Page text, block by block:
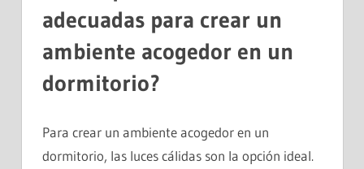
adecuadas para crear un
ambiente acogedor en un
dormitorio?
Para crear un ambiente acogedor en un
dormitorio, las luces cálidas son la opción ideal.